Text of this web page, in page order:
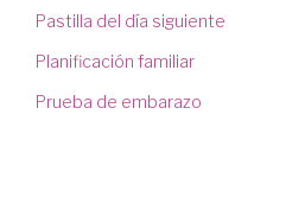
Pastilla del día siguiente
Planificación familiar
Prueba de embarazo